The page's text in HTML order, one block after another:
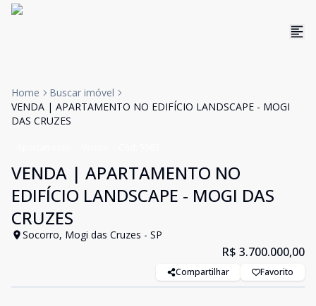
Home
Buscar imóvel
VENDA | APARTAMENTO NO EDIFÍCIO LANDSCAPE - MOGI
DAS CRUZES
VENDA | APARTAMENTO NO
EDIFÍCIO LANDSCAPE - MOGI DAS
CRUZES
Socorro, Mogi das Cruzes - SP
R$ 3.700.000,00
Compartilhar Favorito